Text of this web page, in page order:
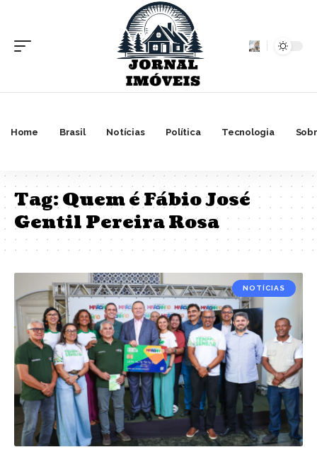
Home Brasil Notícias Política Tecnologia
Tag:Quem é Fábio José
Gentil Pereira Rosa
NOTÍCIAS